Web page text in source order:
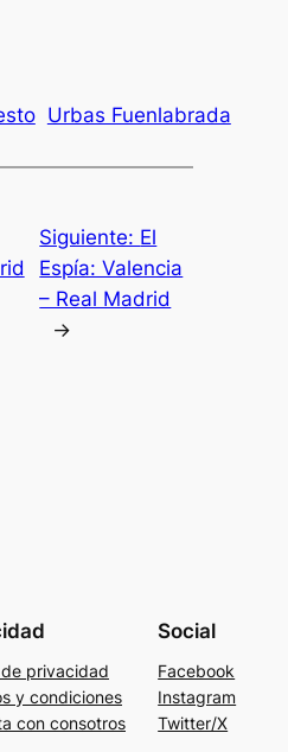
Urbas Fuenlabrada
Siguiente: El
Espía: Valencia
– Real Madrid
→
privacidad
y condiciones
con consotros
Social
Facebook
Instagram
Twitter/X